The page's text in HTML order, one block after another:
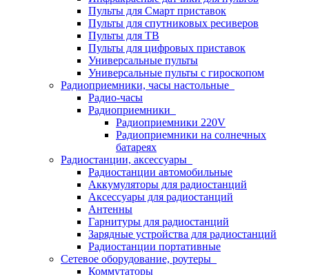
Пульты для Смарт приставок
Пульты для спутниковых ресиверов
Пульты для ТВ
Пульты для цифровых приставок
Универсальные пульты
Универсальные пульты с гироскопом
Радиоприемники, часы настольные
Радио-часы
Радиоприемники
Радиоприемники 220V
Радиоприемники на солнечных
батареях
Радиостанции, аксессуары
Радиостанции автомобильные
Аккумуляторы для радиостанций
Аксессуары для радиостанций
Антенны
Гарнитуры для радиостанций
Зарядные устройства для радиостанций
Радиостанции портативные
Сетевое оборудование, роутеры
Коммутаторы